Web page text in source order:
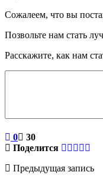
Сожалеем, что вы
Позвольте нам стать
Расскажите, как нам
0
30
Поделится
Предыдущая запись